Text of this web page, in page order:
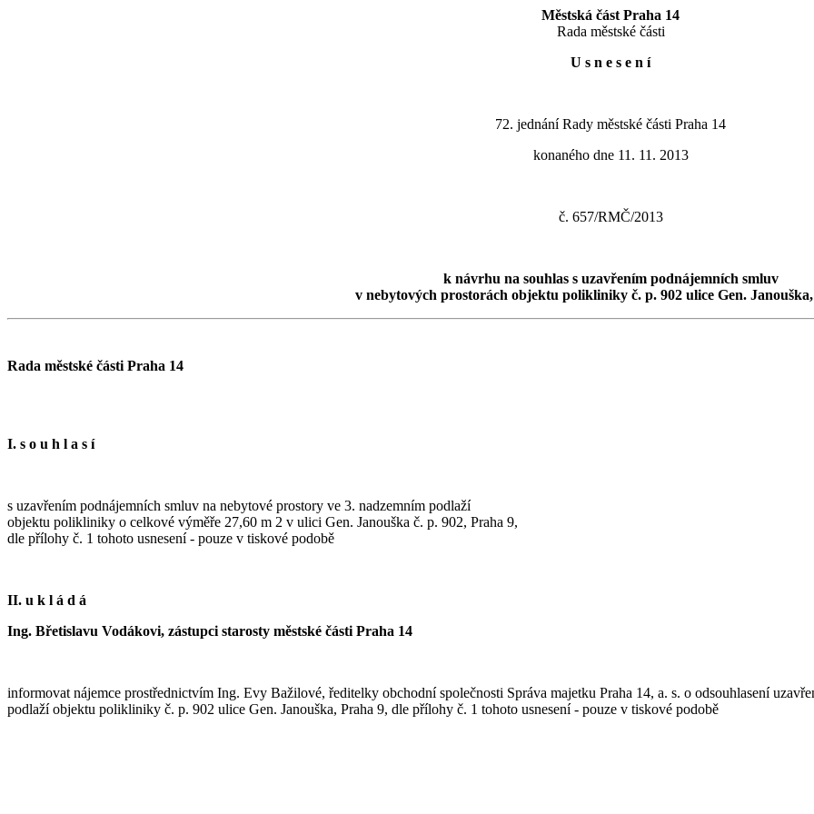
Městská část Praha 14
Rada městské části
U s n e s e n í
72. jednání Rady městské části Praha 14
konaného dne 11. 11. 2013
č. 657/RMČ/2013
k návrhu na souhlas s uzavřením podnájemních smluv
v nebytových prostorách objektu polikliniky č. p. 902 ulice Gen.
Rada městské části Praha 14
I. s o u h l a s í
s uzavřením podnájemních smluv na nebytové prostory ve 3. nadzemním podlaží
objektu polikliniky o celkové výměře 27,60 m 2 v ulici Gen. Janouška č. p. 902, Praha 9,
dle přílohy č. 1 tohoto usnesení - pouze v tiskové podobě
II. u k l á d á
Ing. Břetislavu Vodákovi, zástupci starosty městské části Praha 14
informovat nájemce prostřednictvím Ing. Evy Bažilové, ředitelky obchodní společnosti Správa majetku Praha 14, a. s. o odsouhlasení
podlaží objektu polikliniky č. p. 902 ulice Gen. Janouška, Praha 9, dle přílohy č. 1 tohoto usnesení - pouze v tiskové podobě